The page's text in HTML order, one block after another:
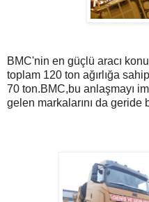
BMC'nin en güçlü aracı
toplam 120 ton ağırlığa
70 ton.BMC,bu anlaşmayı
gelen markalarını da geride